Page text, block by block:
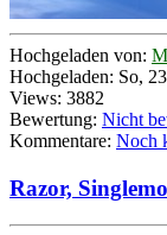
Hochgeladen von:
Hochgeladen: So,
Views: 3882
Bewertung: Nicht
Kommentare: Noch
Razor,